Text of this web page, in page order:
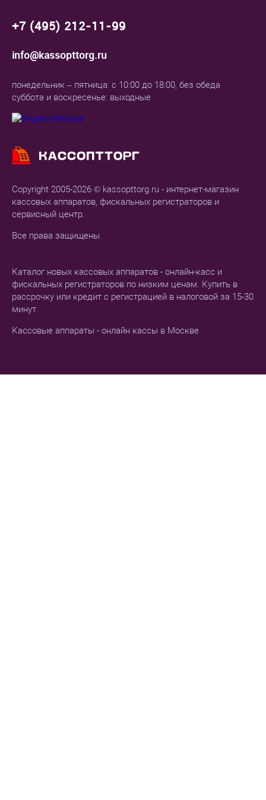
Copyright 2005-2026 © kassopttorg.ru - интернет-магазин
кассовых аппаратов, фискальных регистраторов и
сервисный центр.
Все права защищены.
Каталог новых кассовых аппаратов - онлайн-касс и
фискальных регистраторов по низким ценам. Купить в
рассрочку или кредит с регистрацией в налоговой за 15-30
минут.
Кассовые аппараты - онлайн кассы в Москве
+7 (495) 212-11-99
info@kassopttorg.ru
понедельник – пятница: с 10:00 до 18:00, без обеда
суббота и воскресенье: выходные